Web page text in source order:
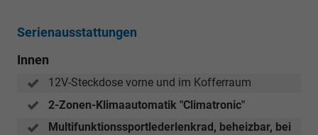
Serienausstattungen
Innen
12V-Steckdose vorne und im Kofferraum
2-Zonen-Klimaautomatik "Climatronic"
Multifunktionssportlederlenkrad, beheizbar, bei